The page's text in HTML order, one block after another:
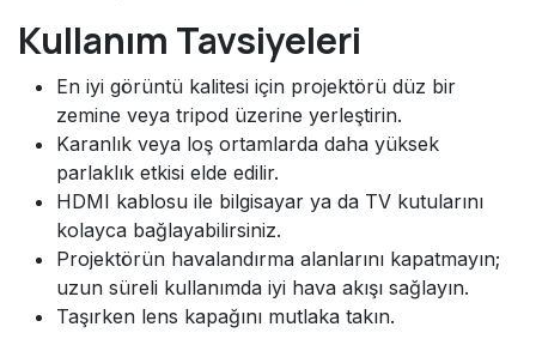
Kullanım Tavsiyeleri
En iyi görüntü kalitesi için projektörü düz bir
zemine veya tripod üzerine yerleştirin.
Karanlık veya loş ortamlarda daha yüksek
parlaklık etkisi elde edilir.
HDMI kablosu ile bilgisayar ya da TV kutularını
kolayca bağlayabilirsiniz.
Projektörün havalandırma alanlarını kapatmayın;
uzun süreli kullanımda iyi hava akışı sağlayın.
Taşırken lens kapağını mutlaka takın.